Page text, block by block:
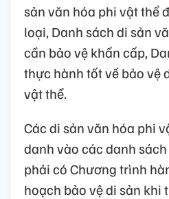
sản văn hóa phi vật thể
loại, Danh sách di sản
cần bảo vệ khẩn cấp,
thực hành tốt về bảo vệ
vật thể.
Các di sản văn hóa phi
danh vào các danh sách
phải có Chương trình
hoạch bảo vệ di sản khi